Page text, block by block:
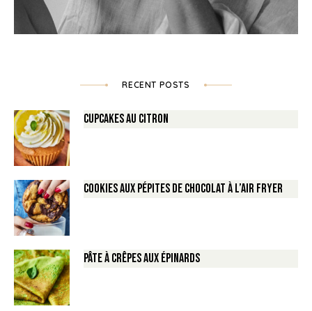
RECENT POSTS
Cupcakes au Citron
Cookies aux pépites de Chocolat à l’air fryer
Pâte à crêpes aux épinards